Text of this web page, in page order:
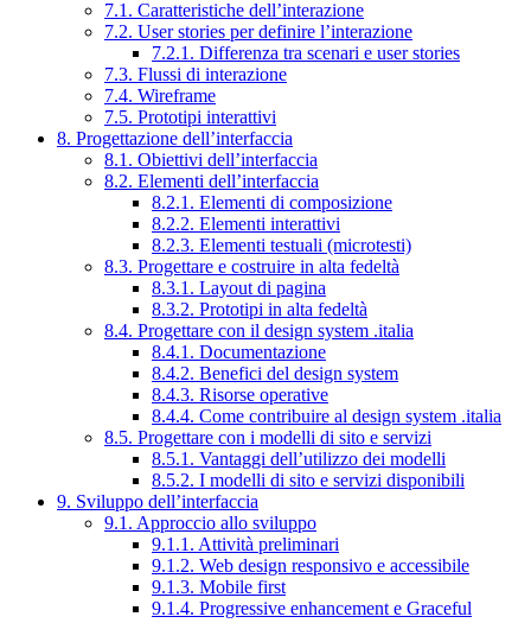
7.1. Caratteristiche dell’interazione
7.2. User stories per definire l’interazione
7.2.1. Differenza tra scenari e user stories
7.3. Flussi di interazione
7.4. Wireframe
7.5. Prototipi interattivi
8. Progettazione dell’interfaccia
8.1. Obiettivi dell’interfaccia
8.2. Elementi dell’interfaccia
8.2.1. Elementi di composizione
8.2.2. Elementi interattivi
8.2.3. Elementi testuali (microtesti)
8.3. Progettare e costruire in alta fedeltà
8.3.1. Layout di pagina
8.3.2. Prototipi in alta fedeltà
8.4. Progettare con il design system .italia
8.4.1. Documentazione
8.4.2. Benefici del design system
8.4.3. Risorse operative
8.4.4. Come contribuire al design system .italia
8.5. Progettare con i modelli di sito e servizi
8.5.1. Vantaggi dell’utilizzo dei modelli
8.5.2. I modelli di sito e servizi disponibili
9. Sviluppo dell’interfaccia
9.1. Approccio allo sviluppo
9.1.1. Attività preliminari
9.1.2. Web design responsivo e accessibile
9.1.3. Mobile first
9.1.4. Progressive enhancement e Graceful